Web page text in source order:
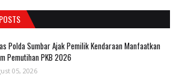
Polda Sumbar Ajak Pemilik Kendaraan Manfaatkan
Pemutihan PKB 2026
05, 2026